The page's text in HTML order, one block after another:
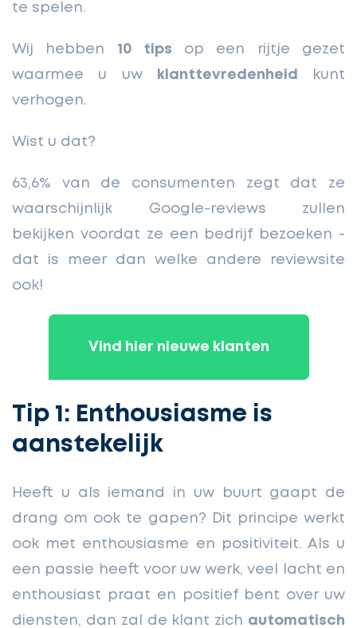
te spelen.
Wij hebben 10 tips op een rijtje gezet
waarmee u uw
klanttevredenheid
kunt
verhogen.
Wist u dat?
63,6% van de consumenten zegt dat ze
waarschijnlijk Google-reviews zullen
bekijken voordat ze een bedrijf bezoeken -
dat is meer dan welke andere reviewsite
ook!
Vind hier nieuwe klanten
Tip 1: Enthousiasme is
aanstekelijk
Heeft u als iemand in uw buurt gaapt de
drang om ook te gapen? Dit principe werkt
ook met enthousiasme en positiviteit. Als u
een passie heeft voor uw werk, veel lacht en
enthousiast praat en positief bent over uw
diensten, dan zal de klant zich automatisch